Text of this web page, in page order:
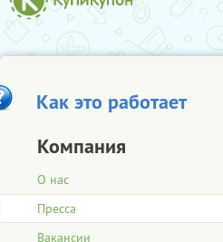
Как это работает
Компания
О нас
Пресса
Вакансии